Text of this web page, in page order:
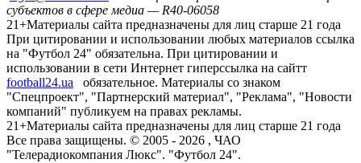
субъектов в сфере медиа — R40-06058
21+Материалы сайта предназначены для лиц старше 21 года
При цитировании и использовании любых материалов ссылка
на "Футбол 24" обязательна. При цитировании и
использовании в сети Интернет гиперссылка на сайтт
football24.ua
обязательное. Материалы со знаком
"Спецпроект", "Партнерский материал", "Реклама", "Новости
компаний" публикуем на правах рекламы.
21+Материалы сайта предназначены для лиц старше 21 года
Все права защищены. © 2005 - 2026 , ЧАО
"Телерадиокомпания Люкс". "Футбол 24".